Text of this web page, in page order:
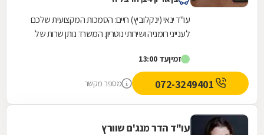
עו"ד ינאי (ינקלוביץ) חיים: הסמכות המקצועית שלכם
לענייני רומניה ושירותי נוטריון. המשרד נותן שרות של
זמיןעד 13:00
מספר מקשר
עו"ד הדר מנג'ם שוורץ